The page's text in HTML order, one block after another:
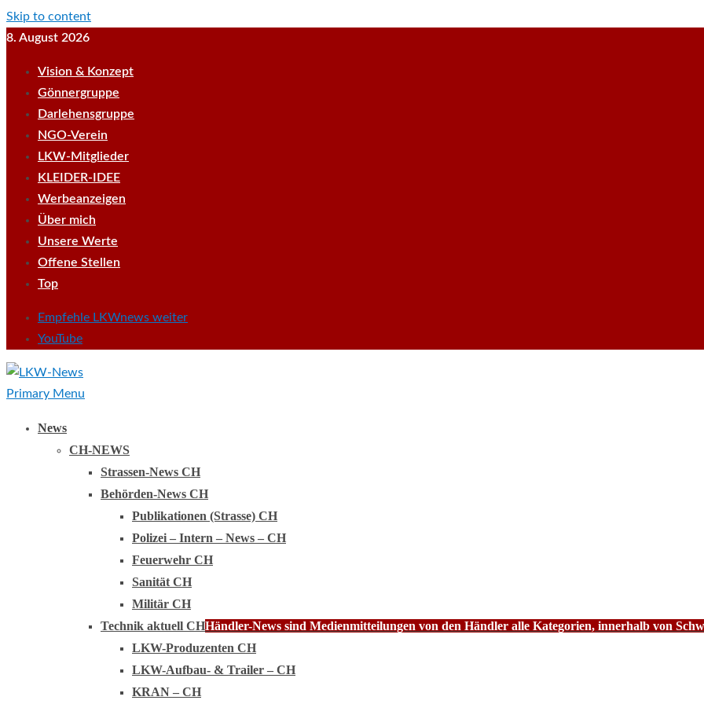
Skip to content
8. August 2026
Vision & Konzept
Gönnergruppe
Darlehensgruppe
NGO-Verein
LKW-Mitglieder
KLEIDER-IDEE
Werbeanzeigen
Über mich
Unsere Werte
Offene Stellen
Top
Empfehle LKWnews weiter
YouTube
Primary Menu
News
CH-NEWS
Strassen-News CH
Behörden-News CH
Publikationen (Strasse) CH
Polizei – Intern – News – CH
Feuerwehr CH
Sanität CH
Militär CH
Technik aktuell CHHändler-News sind Medienmitteilungen von den Händler alle Kategorien, innerhalb von
LKW-Produzenten CH
LKW-Aufbau- & Trailer – CH
KRAN – CH